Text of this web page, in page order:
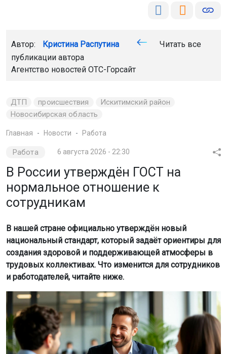
Автор: Кристина Распутина
Читать все
публикации автора
Агентство новостей ОТС-Горсайт
ДТП происшествия
Искитимский район
Новосибирская область
Главная Новости Работа
Работа 6 августа 2026 - 22:30
В России утверждён ГОСТ на
нормальное отношение к
сотрудникам
В нашей стране официально утверждён новый
национальный стандарт, который задаёт ориентиры для
создания здоровой и поддерживающей атмосферы в
трудовых коллективах. Что изменится для сотрудников
и работодателей, читайте ниже.